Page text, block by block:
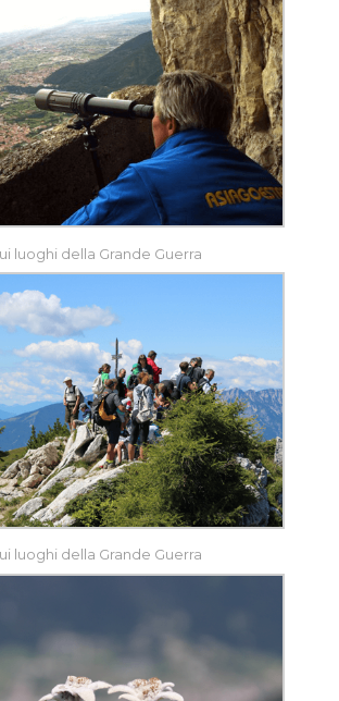
luoghi della Grande Guerra
luoghi della Grande Guerra